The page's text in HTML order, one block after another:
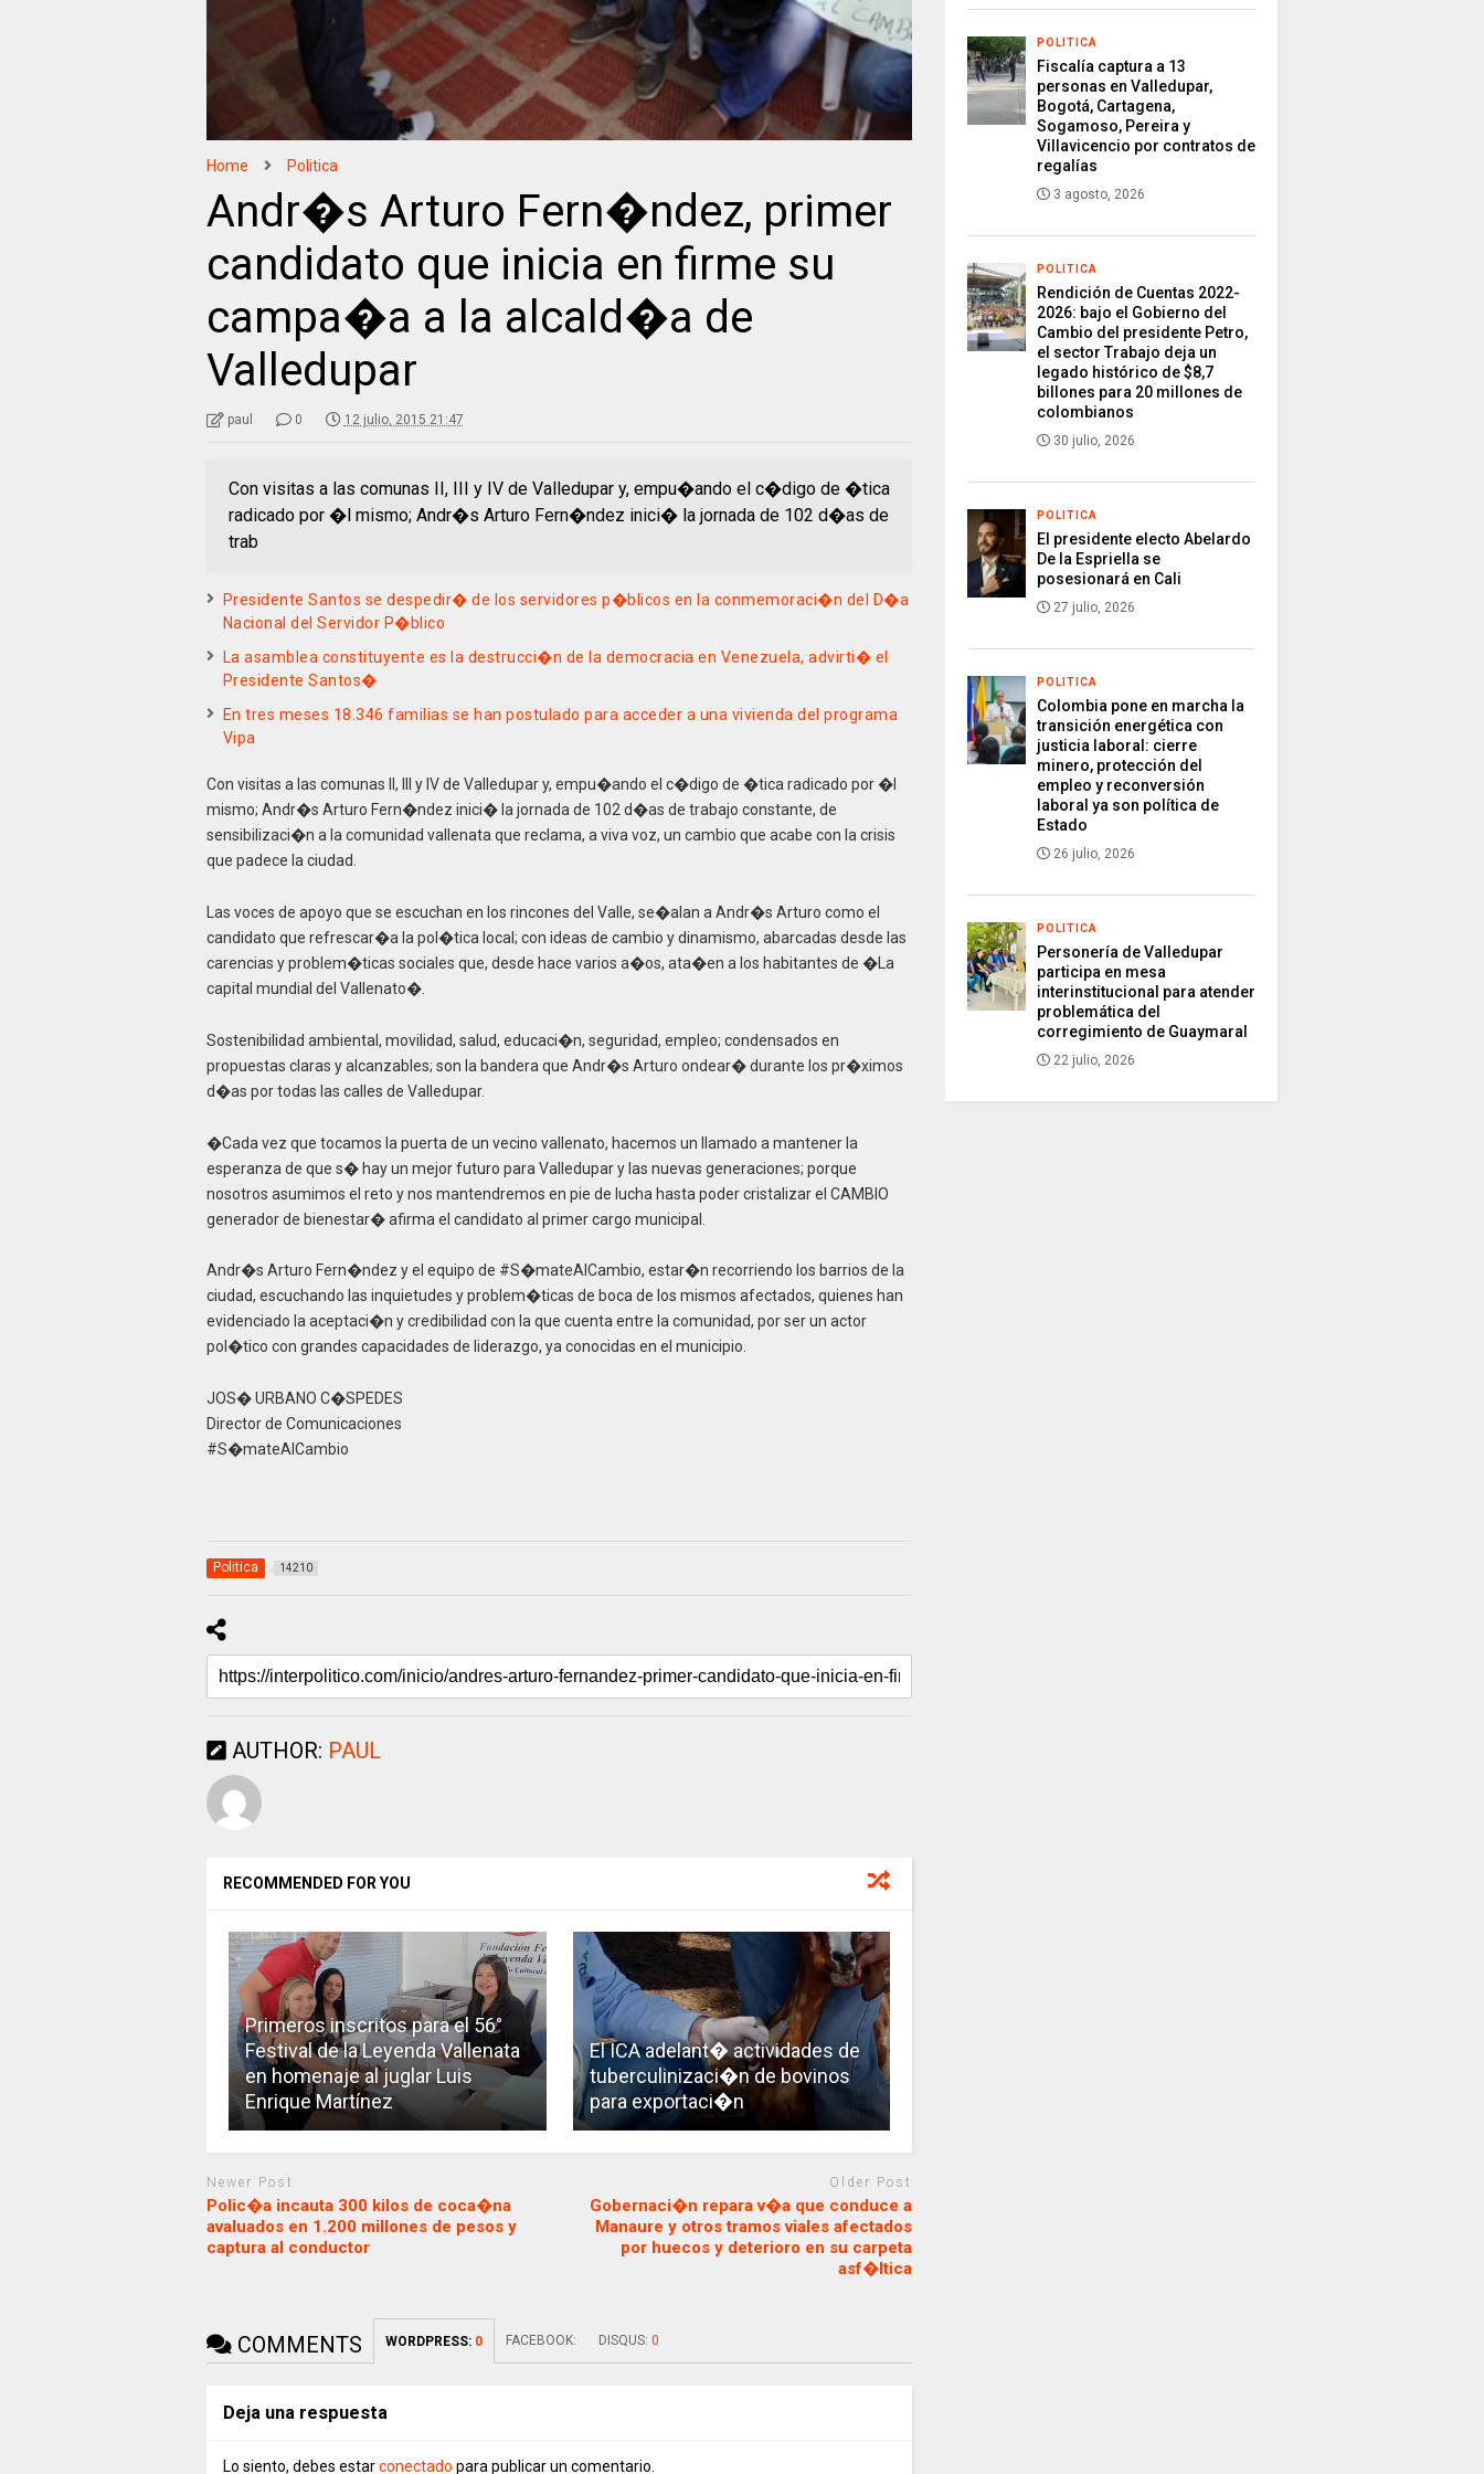
Home Politica
Andr�s Arturo Fern�ndez, primer
candidato que inicia en firme su
campa�a a la alcald�a de
Valledupar
paul 0 12 julio, 2015 21:47
Con visitas a las comunas II, III y IV de Valledupar y, empu�ando el c�digo de �tica
radicado por �l mismo; Andr�s Arturo Fern�ndez inici� la jornada de 102 d�as de
trab
Presidente Santos se despedir� de los servidores p�blicos en la conmemoraci�n del D�a
Nacional del Servidor P�blico
La asamblea constituyente es la destrucci�n de la democracia en Venezuela, advirti� el
Presidente Santos�
En tres meses 18.346 familias se han postulado para acceder a una vivienda del programa
Vipa
Con visitas a las comunas II, III y IV de Valledupar y, empu�ando el c�digo de �tica radicado por �l
mismo; Andr�s Arturo Fern�ndez inici� la jornada de 102 d�as de trabajo constante, de
sensibilizaci�n a la comunidad vallenata que reclama, a viva voz, un cambio que acabe con la crisis
que padece la ciudad.
Las voces de apoyo que se escuchan en los rincones del Valle, se�alan a Andr�s Arturo como el
candidato que refrescar�a la pol�tica local; con ideas de cambio y dinamismo, abarcadas desde las
carencias y problem�ticas sociales que, desde hace varios a�os, ata�en a los habitantes de �La
capital mundial del Vallenato�.
Sostenibilidad ambiental, movilidad, salud, educaci�n, seguridad, empleo; condensados en
propuestas claras y alcanzables; son la bandera que Andr�s Arturo ondear� durante los pr�ximos
d�as por todas las calles de Valledupar.
�Cada vez que tocamos la puerta de un vecino vallenato, hacemos un llamado a mantener la
esperanza de que s� hay un mejor futuro para Valledupar y las nuevas generaciones; porque
nosotros asumimos el reto y nos mantendremos en pie de lucha hasta poder cristalizar el CAMBIO
generador de bienestar� afirma el candidato al primer cargo municipal.
Andr�s Arturo Fern�ndez y el equipo de #S�mateAlCambio, estar�n recorriendo los barrios de la
ciudad, escuchando las inquietudes y problem�ticas de boca de los mismos afectados, quienes han
evidenciado la aceptaci�n y credibilidad con la que cuenta entre la comunidad, por ser un actor
pol�tico con grandes capacidades de liderazgo, ya conocidas en el municipio.
JOS� URBANO C�SPEDES
Director de Comunicaciones
#S�mateAlCambio
Politica 14210
AUTHOR: PAUL
RECOMMENDED FOR YOU
Primeros inscritos para el 56°
Festival de la Leyenda Vallenata
en homenaje al juglar Luis
Enrique Martínez
El ICA adelant� actividades de
tuberculinizaci�n de bovinos
para exportaci�n
Newer Post
Polic�a incauta 300 kilos de coca�na
avaluados en 1.200 millones de pesos y
captura al conductor
Older Post
Gobernaci�n repara v�a que conduce a
Manaure y otros tramos viales afectados
por huecos y deterioro en su carpeta
asf�ltica
COMMENTS WORDPRESS: 0 FACEBOOK: DISQUS: 0
Deja una respuesta
Lo siento, debes estarconectado para publicar un comentario.
POLITICA
Fiscalía captura a 13
personas en Valledupar,
Bogotá, Cartagena,
Sogamoso, Pereira y
Villavicencio por contratos de
regalías
3 agosto, 2026
POLITICA
Rendición de Cuentas 2022-
2026: bajo el Gobierno del
Cambio del presidente Petro,
el sector Trabajo deja un
legado histórico de $8,7
billones para 20 millones de
colombianos
30 julio, 2026
POLITICA
El presidente electo Abelardo
De la Espriella se
posesionará en Cali
27 julio, 2026
POLITICA
Colombia pone en marcha la
transición energética con
justicia laboral: cierre
minero, protección del
empleo y reconversión
laboral ya son política de
Estado
26 julio, 2026
POLITICA
Personería de Valledupar
participa en mesa
interinstitucional para atender
problemática del
corregimiento de Guaymaral
22 julio, 2026